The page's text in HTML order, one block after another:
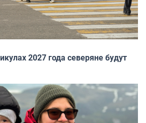
2027 года северяне будут